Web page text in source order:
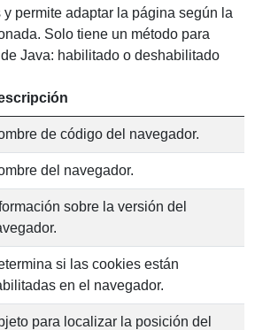
permite adaptar la página según la
Solo tiene un método para
Java: habilitado o deshabilitado
de código del navegador.
del navegador.
sobre la versión del
si las cookies están
en el navegador.
para localizar la posición del